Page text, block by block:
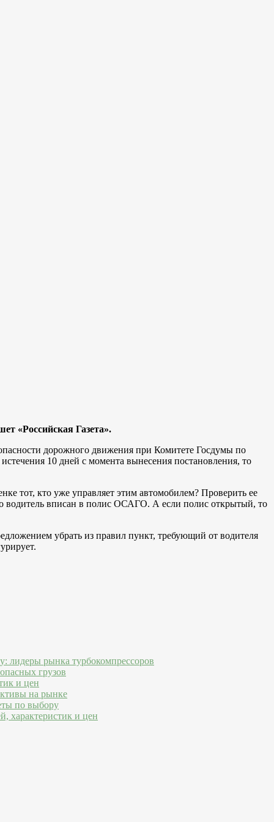
«Российская Газета».
дорожного движения при Комитете Госдумы по
10 дней с момента вынесения постановления, то
тот, кто уже управляет этим автомобилем? Проверить ее
водитель вписан в полис ОСАГО. А если полис открытый, то
убрать из правил пункт, требующий от водителя
лидеры рынка турбокомпрессоров
грузов
и цен
на рынке
по выбору
характеристик и цен